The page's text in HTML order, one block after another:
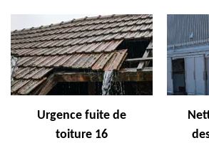
Urgence fuite de
toiture 16